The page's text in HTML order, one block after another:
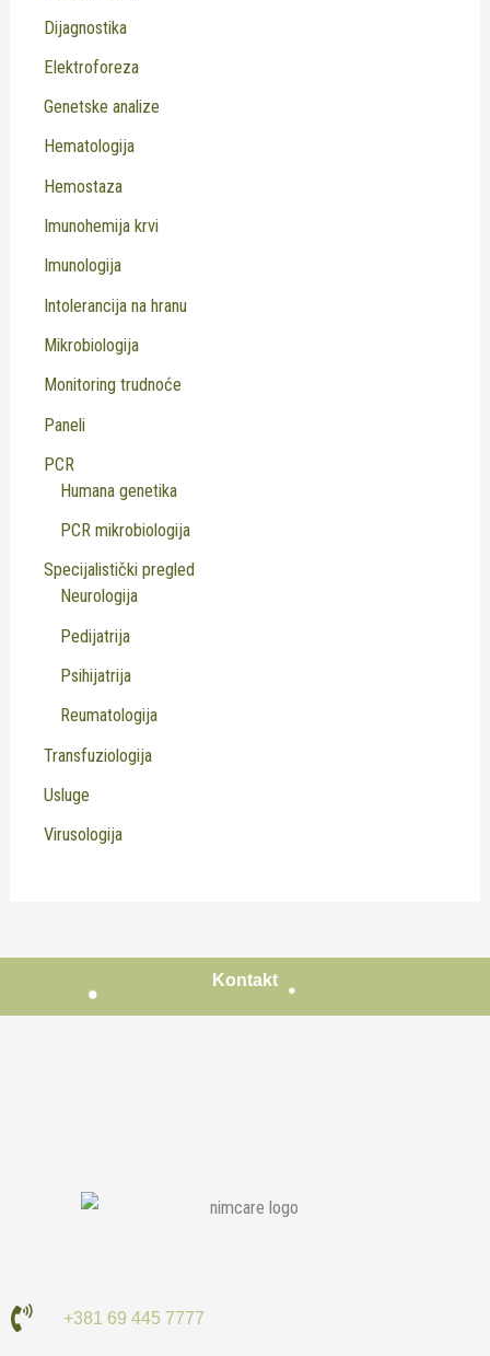
Dijagnostika
Elektroforeza
Genetske analize
Hematologija
Hemostaza
Imunohemija krvi
Imunologija
Intolerancija na hranu
Mikrobiologija
Monitoring trudnoće
Paneli
PCR
Humana genetika
PCR mikrobiologija
Specijalistički pregled
Neurologija
Pedijatrija
Psihijatrija
Reumatologija
Transfuziologija
Usluge
Virusologija
Kontakt
+381 69 445 7777